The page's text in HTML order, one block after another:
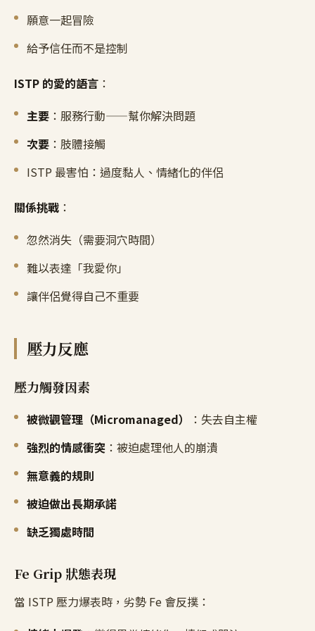
願意一起冒險
給予信任而不是控制
ISTP 的愛的語言 ：
主要 ：服務行動——幫你解決問題
次要 ：肢體接觸
ISTP 最害怕：過度黏人、情緒化的伴侶
關係挑戰 ：
忽然消失（需要洞穴時間）
難以表達「我愛你」
讓伴侶覺得自己不重要
壓力反應
壓力觸發因素
被微觀管理（Micromanaged）
：失去自主權
強烈的情感衝突 ：被迫處理他人的崩潰
無意義的規則
被迫做出長期承諾
缺乏獨處時間
Fe Grip 狀態表現
當 ISTP 壓力爆表時，劣勢 Fe 會反撲：